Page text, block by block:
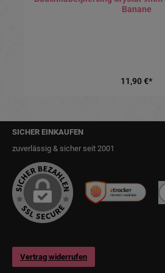
Banane
11,90 €*
SICHER EINKAUFEN
zuverlässig & sicher seit 2001
Vertrag widerrufen